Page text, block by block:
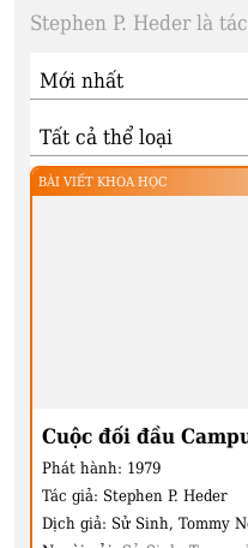
Stephen P. Heder là
BÀI VIẾT KHOA HỌC
Cuộc đối đầu
Phát hành: 1979
Tác giả: Stephen P. Heder
Dịch giả: Sử Sinh, Tommy